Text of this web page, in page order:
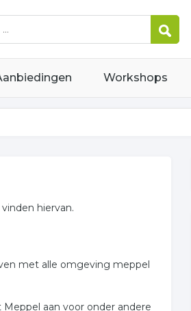
Workshops
hiervan.
met alle omgeving meppel
aan voor onder andere